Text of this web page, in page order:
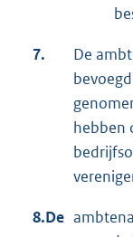
7.
De
hebben
8.De